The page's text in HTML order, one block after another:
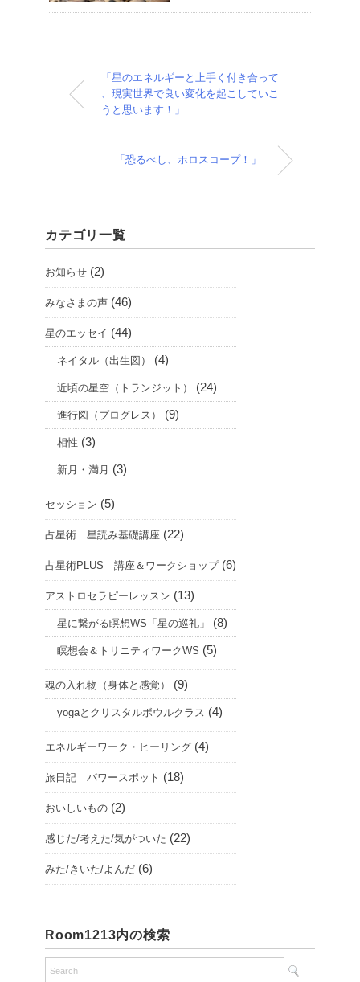
「星のエネルギーと上手く付き合って
、現実世界で良い変化を起こしていこ
うと思います！」
「恐るべし、ホロスコープ！」
カテゴリ一覧
お知らせ (2)
みなさまの声 (46)
星のエッセイ (44)
ネイタル（出生図） (4)
近頃の星空（トランジット） (24)
進行図（プログレス） (9)
相性 (3)
新月・満月 (3)
セッション (5)
占星術 星読み基礎講座 (22)
占星術PLUS 講座＆ワークショップ(6)
アストロセラピーレッスン (13)
星に繋がる瞑想WS「星の巡礼」 (8)
瞑想会＆トリニティワークWS (5)
魂の入れ物（身体と感覚） (9)
yogaとクリスタルボウルクラス (4)
エネルギーワーク・ヒーリング (4)
旅日記 パワースポット (18)
おいしいもの (2)
感じた/考えた/気がついた (22)
みた/きいた/よんだ (6)
Room1213内の検索